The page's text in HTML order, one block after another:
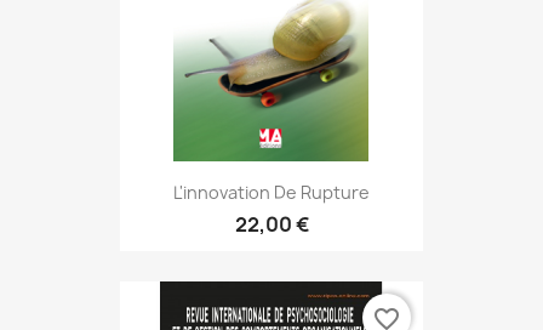
L'innovation De Rupture
22,00 €
favorite_border